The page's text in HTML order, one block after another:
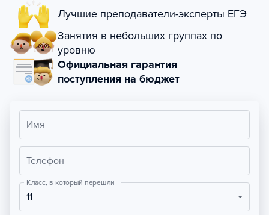
Лучшие преподаватели-эксперты ЕГЭ
Занятия в небольших группах по
уровню
Официальная гарантия
поступления на бюджет
Имя
Телефон
Класс, в который перешли
11